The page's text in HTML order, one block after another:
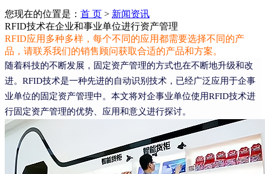
您现在的位置是： 首 页 > 新闻资讯
RFID技术在企业和事业单位进行资产管理
RFID应用多种多样，每个不同的应用都需要选择不同的产
品，请联系我们的销售顾问获取合适的产品和方案。
随着科技的不断发展，固定资产管理的方式也在不断地升级和改
进。RFID技术是一种先进的自动识别技术，已经广泛应用于企事
业单位的固定资产管理中。本文将对企事业单位使用RFID技术进
行固定资产管理的优势、应用和意义进行探讨。